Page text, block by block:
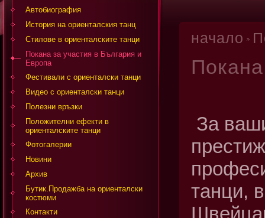
Автобиография
История на ориенталския танц
Стилове в ориенталските танци
Покана за участия в България и
Европа
Фестивали с ориенталски танци
Видео с ориенталски танци
Полезни връзки
Положителни ефекти в
ориенталските танци
Фотогалерии
Новини
Архив
Бутик.Продажба на ориенталски
костюми
Контакти
начало
За
танци,